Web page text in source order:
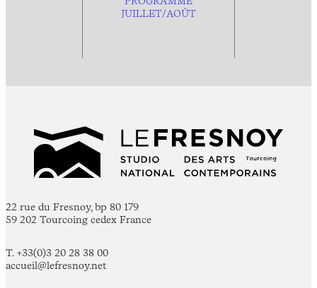
JUILLET/AOÛT
22 rue du Fresnoy, bp 80 179
59 202 Tourcoing cedex France
T. +33(0)3 20 28 38 00
accueil@lefresnoy.net